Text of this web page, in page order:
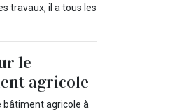
travaux, il a tous les
le
agricole
bâtiment agricole à